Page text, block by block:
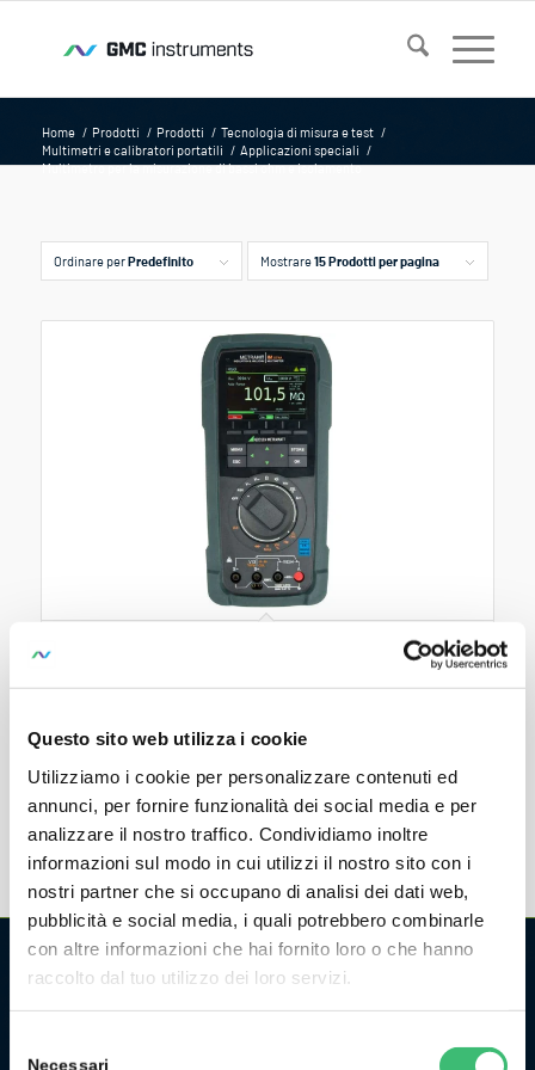
Questo sito web utilizza i cookie
Utilizziamo i cookie per personalizzare contenuti ed
annunci, per fornire funzionalità dei social media e per
analizzare il nostro traffico. Condividiamo inoltre
informazioni sul modo in cui utilizzi il nostro sito con i
nostri partner che si occupano di analisi dei dati web,
pubblicità e social media, i quali potrebbero combinarle
con altre informazioni che hai fornito loro o che hanno
raccolto dal tuo utilizzo dei loro servizi.
Necessari
Home / Prodotti / Prodotti / Tecnologia di misura e test /
Multimetri e calibratori portatili / Applicazioni speciali /
Multimetro per la misurazione di bassi ohm e isolamento
Ordinare perPredefinito Mostrare15 Prodotti per pagina
misura dell'isolamento, tester per avvolgimenti motori
e data logger